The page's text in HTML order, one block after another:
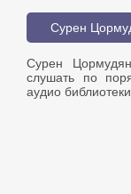
Сурен
Сурен
слушать по
аудио